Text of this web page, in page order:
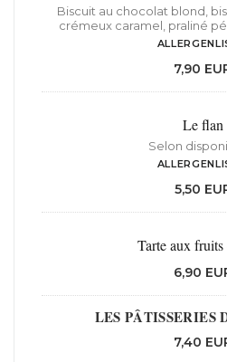
Biscuit au chocolat blond,
crémeux caramel, praliné
7,90
Le flan
Selon
5,50
Tarte aux
6,90
LES PÂTISSERIES
7,40